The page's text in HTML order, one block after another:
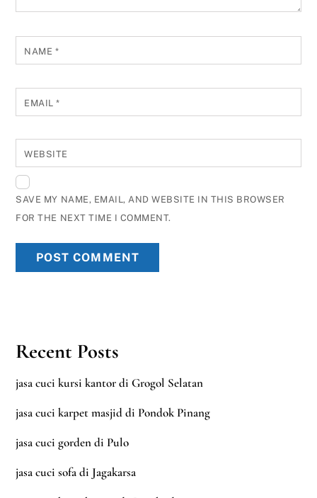
NAME *
EMAIL*
WEBSITE
SAVE MY NAME, EMAIL, AND WEBSITE IN THIS BROWSER
FOR THE NEXT TIME I COMMENT.
Recent Posts
jasa cuci kursi kantor di Grogol Selatan
jasa cuci karpet masjid di Pondok Pinang
jasa cuci gorden di Pulo
jasa cuci sofa di Jagakarsa